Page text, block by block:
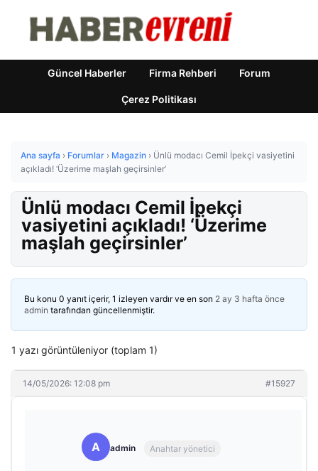
Güncel Haberler Firma Rehberi Forum
Çerez Politikası
Ana sayfa › Forumlar › Magazin › Ünlü modacı Cemil İpekçi vasiyetini
açıkladı! ‘Üzerime maşlah geçirsinler’
Ünlü modacı Cemil İpekçi
vasiyetini açıkladı! ‘Üzerime
maşlah geçirsinler’
Bu konu 0 yanıt içerir, 1 izleyen vardır ve en son 2 ay 3 hafta önce
admin tarafından güncellenmiştir.
1 yazı görüntüleniyor (toplam 1)
14/05/2026: 12:08 pm #15927
A admin Anahtar yönetici